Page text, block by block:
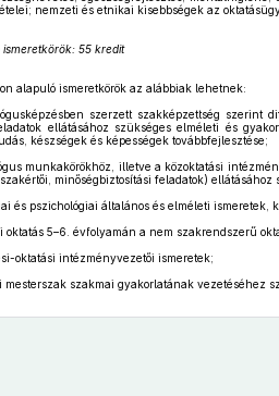
nemzeti és etnikai kisebbségek az
ismeretkörök: 55 kredit
alapuló ismeretkörök az alábbiak lehetnek:
szerzett szakképzettség szerint
ellátásához szükséges elméleti és
készségek és képességek továbbfejlesztése;
munkakörökhöz, illetve a közoktatási
minőségbiztosítási feladatok) ellátásához
és pszichológiai általános és elméleti ismeretek,
oktatás 5–6. évfolyamán a nem szakrendszerű
oktatási intézményvezetői ismeretek;
szakmai gyakorlatának vezetéséhez